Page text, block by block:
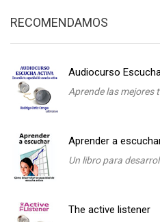
RECOMENDAMOS
Audiocurso
Aprende las mejores
Aprender a
Un libro para
The active listener